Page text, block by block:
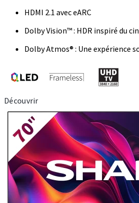
HDMI 2.1 avec eARC
Dolby Vision™ : HDR inspiré du
Dolby Atmos® : Une expérience
Découvrir